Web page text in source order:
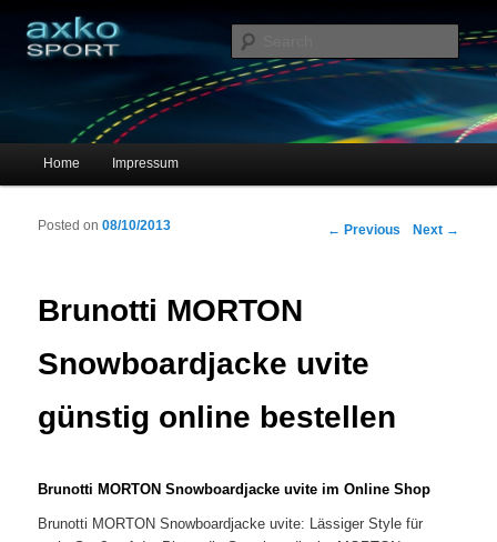
axko-sport – Sportschuhe online
Main menu
Skip to primary content
Skip to secondary content
Home Impressum
Post navigation
← Previous Next →
Brunotti MORTON
Snowboardjacke uvite
günstig online bestellen
Posted on08/10/2013
Brunotti MORTON Snowboardjacke uvite im Online Shop
Brunotti MORTON Snowboardjacke uvite: Lässiger Style für